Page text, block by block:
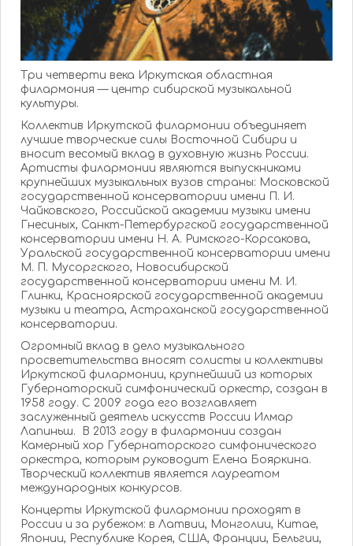
Три четверти века Иркутская областная
филармония — центр сибирской музыкальной
культуры.
Коллектив Иркутской филармонии объединяет
лучшие творческие силы Восточной Сибири и
вносит весомый вклад в духовную жизнь России.
Артисты филармонии являются выпускниками
крупнейших музыкальных вузов страны: Московской
государственной консерватории имени П. И.
Чайковского, Российской академии музыки имени
Гнесиных, Санкт-Петербургской государственной
консерватории имени Н. А. Римского-Корсакова,
Уральской государственной консерватории имени
М. П. Мусоргского, Новосибирской
государственной консерватории имени М. И.
Глинки, Красноярской государственной академии
музыки и театра, Астраханской государственной
консерватории.
Огромный вклад в дело музыкального
просветительства вносят солисты и коллективы
Иркутской филармонии, крупнейший из которых
Губернаторский симфонический оркестр, создан в
1958 году. С 2009 года его возглавляет
заслуженный деятель искусств России Илмар
Лапиньш. В 2013 году в филармонии создан
Камерный хор Губернаторского симфонического
оркестра, которым руководит Елена Бояркина.
Творческий коллектив является лауреатом
международных конкурсов.
Концерты Иркутской филармонии проходят в
России и за рубежом: в Латвии, Монголии, Китае,
Японии, Республике Корея, США, Франции, Бельгии,